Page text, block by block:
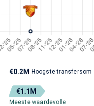
€0.2M Hoogste transfersom
€1.1M
Meeste waardevolle